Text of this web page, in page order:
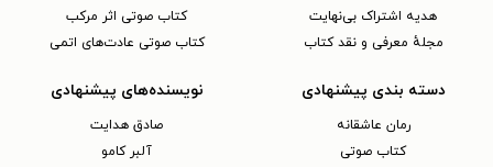
هدیه اشتراک بی‌نهایت
مجلهٔ معرفی و نقد کتاب
کتاب صوتی اثر مرکب
کتاب صوتی عادت‌های اتمی
دسته بندی پیشنهادی
رمان عاشقانه
کتاب‌ صوتی
نویسنده‌های پیشنهادی
صادق هدایت
آلبر کامو